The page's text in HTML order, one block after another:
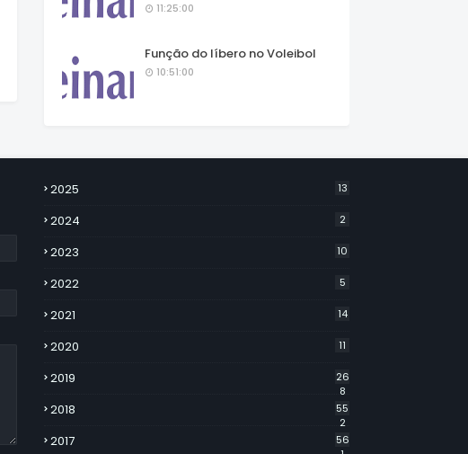
11:25:00
Função do líbero no Voleibol
10:51:00
2025 13
2024 2
2023 10
2022 5
2021 14
2020 11
2019
26
8
2018
55
2
2017
56